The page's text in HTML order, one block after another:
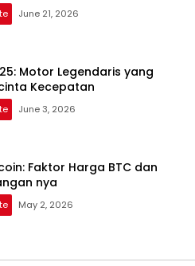
June 21, 2026
Motor Legendaris yang
Kecepatan
June 3, 2026
Faktor Harga BTC dan
nya
May 2, 2026